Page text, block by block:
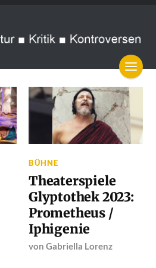
BÜHNE
Theaterspiele
Glyptothek 2023:
Prometheus /
Iphigenie
vonGabriella Lorenz